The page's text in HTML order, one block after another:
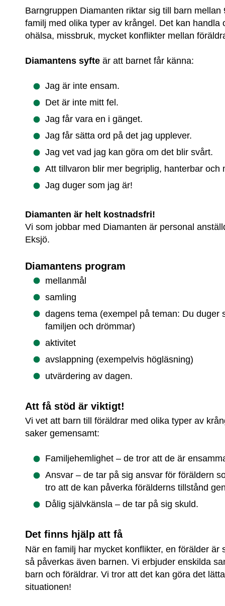
Barngruppen Diamanten riktar sig till barn
familj med olika typer av krångel. Det kan handla
ohälsa, missbruk, mycket konflikter mellan
Diamantens syfte är att barnet får känna:
Jag är inte ensam.
Det är inte mitt fel.
Jag får vara en i gänget.
Jag får sätta ord på det jag upplever.
Jag vet vad jag kan göra om det blir svårt.
Att tillvaron blir mer begriplig, hanterbar och
Jag duger som jag är!
Diamanten är helt kostnadsfri!
Vi som jobbar med Diamanten är personal
Eksjö.
Diamantens program
mellanmål
samling
dagens tema (exempel på teman: Du duger
familjen och drömmar)
aktivitet
avslappning (exempelvis högläsning)
utvärdering av dagen.
Att få stöd är viktigt!
Vi vet att barn till föräldrar med olika typer av
saker gemensamt:
Familjehemlighet – de tror att de är
Ansvar – de tar på sig ansvar för föräldern
tro att de kan påverka förälderns tillstånd
Dålig självkänsla – de tar på sig skuld.
Det finns hjälp att få
När en familj har mycket konflikter, en förälder är
så påverkas även barnen. Vi erbjuder enskilda
barn och föräldrar. Vi tror att det kan göra det
situationen!